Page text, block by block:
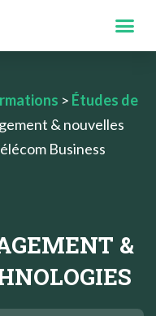
> Études de
& nouvelles
Business
&